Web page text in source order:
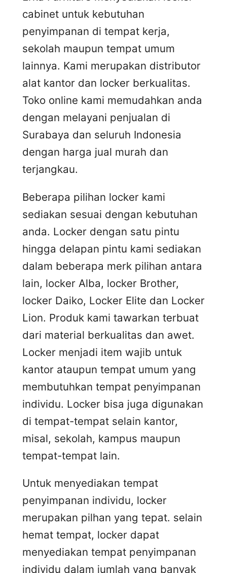
cabinet untuk kebutuhan
penyimpanan di tempat kerja,
sekolah maupun tempat umum
lainnya. Kami merupakan distributor
alat kantor dan locker berkualitas.
Toko online kami memudahkan anda
dengan melayani penjualan di
Surabaya dan seluruh Indonesia
dengan harga jual murah dan
terjangkau.
Beberapa pilihan locker kami
sediakan sesuai dengan kebutuhan
anda. Locker dengan satu pintu
hingga delapan pintu kami sediakan
dalam beberapa merk pilihan antara
lain, locker Alba, locker Brother,
locker Daiko, Locker Elite dan Locker
Lion. Produk kami tawarkan terbuat
dari material berkualitas dan awet.
Locker menjadi item wajib untuk
kantor ataupun tempat umum yang
membutuhkan tempat penyimpanan
individu. Locker bisa juga digunakan
di tempat-tempat selain kantor,
misal, sekolah, kampus maupun
tempat-tempat lain.
Untuk menyediakan tempat
penyimpanan individu, locker
merupakan pilhan yang tepat. selain
hemat tempat, locker dapat
menyediakan tempat penyimpanan
individu dalam jumlah yang banyak